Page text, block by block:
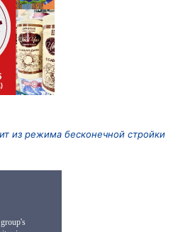
из режима бесконечной стройки